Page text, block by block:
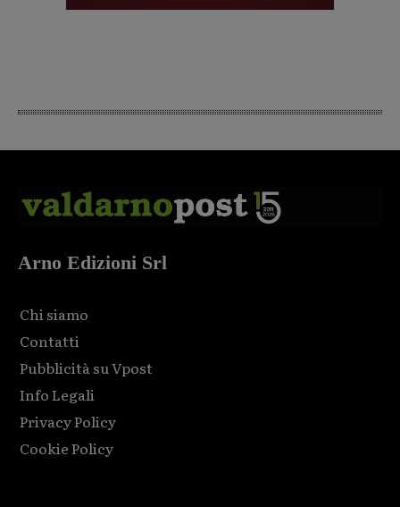
Arno Edizioni Srl
Chi siamo
Contatti
Pubblicità su Vpost
Info Legali
Privacy Policy
Cookie Policy